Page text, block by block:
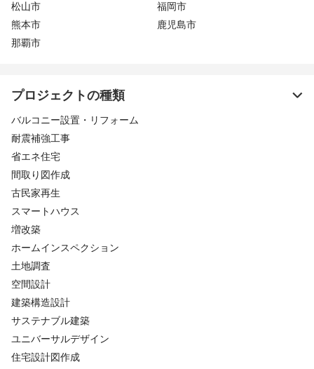
松山市
福岡市
熊本市
鹿児島市
那覇市
プロジェクトの種類
バルコニー設置・リフォーム
耐震補強工事
省エネ住宅
間取り図作成
古民家再生
スマートハウス
増改築
ホームインスペクション
土地調査
空間設計
建築構造設計
サステナブル建築
ユニバーサルデザイン
住宅設計図作成